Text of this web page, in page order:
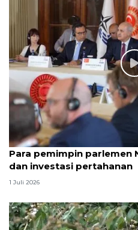
Para pemimpin parlemen
dan investasi pertahanan
1 Juli 2026